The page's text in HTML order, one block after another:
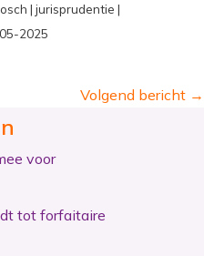
| jurisprudentie |
2025
Volgend bericht →
voor
tot forfaitaire